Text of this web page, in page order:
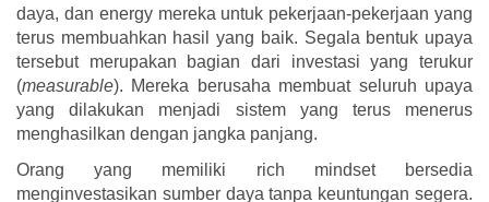
daya, dan energy mereka untuk pekerjaan-pekerjaan yang
terus membuahkan hasil yang baik. Segala bentuk upaya
tersebut merupakan bagian dari investasi yang terukur
(measurable). Mereka berusaha membuat seluruh upaya
yang dilakukan menjadi sistem yang terus menerus
menghasilkan dengan jangka panjang.
Orang yang memiliki rich mindset bersedia
menginvestasikan sumber daya tanpa keuntungan segera.